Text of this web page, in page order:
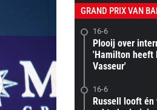
GRAND PRIX VAN
16-6
Plooij over
'Hamilton heeft
Vasseur'
16-6
Russell looft